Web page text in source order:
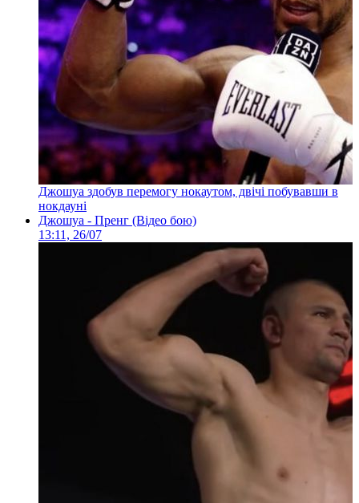
Джошуа здобув перемогу нокаутом, двічі побувавши в
нокдауні
Джошуа - Пренг (Відео бою)
13:11, 26/07